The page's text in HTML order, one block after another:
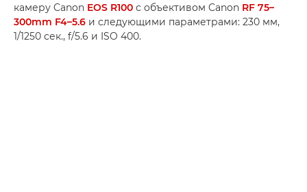
камеру Canon EOS R100 с объективом Canon RF 75–
300mm F4–5.6 и следующими параметрами: 230 мм,
1/1250 сек., f/5.6 и ISO 400.